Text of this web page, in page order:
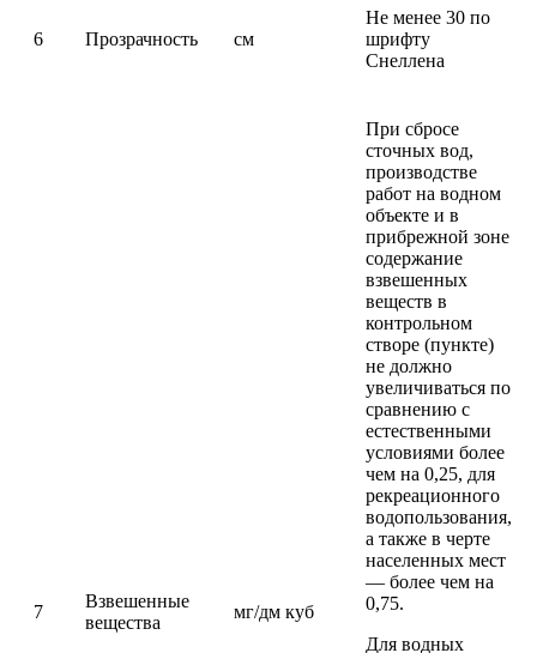
6 Прозрачность см
Не менее 30 по
шрифту
Снеллена
7
Взвешенные
вещества
мг/дм куб
При сбросе
сточных вод,
производстве
работ на водном
объекте и в
прибрежной зоне
содержание
взвешенных
веществ в
контрольном
створе (пункте)
не должно
увеличиваться по
сравнению с
естественными
условиями более
чем на 0,25, для
рекреационного
водопользования,
а также в черте
населенных мест
— более чем на
0,75.
Для водных